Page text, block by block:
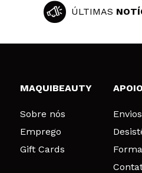
ÚLTIMAS
MAQUIBEAUTY
Sobre nós
Emprego
Gift Cards